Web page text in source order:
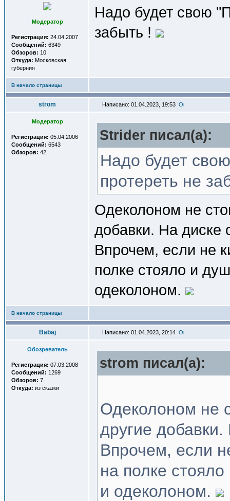
Модератор
Регистрация: 24.04.2007
Сообщений: 6349
Обзоров: 10
Откуда: Московская
губерния
Надо будет свою
забыть !
В начало страницы
strom Написано: 01.04.2023, 19:53
Модератор
Регистрация: 05.04.2006
Сообщений: 6543
Обзоров: 42
Strider писал(a):
Надо будет
протереть не
Одеколоном не
добавки. На диске
Впрочем, если не
полке стояло и
одеколоном.
В начало страницы
Babaj Написано: 01.04.2023, 20:14
Обозреватель
Регистрация: 07.03.2008
Сообщений: 1269
Обзоров: 7
Откуда: из сказки
strom писал(a):
Одеколоном не
другие
Впрочем, если
на полке
и одеколоном.